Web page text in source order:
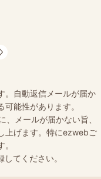
。自動返信メールが届か
能性があります。
メールが届かない旨、
上げます。特にezwebご
てください。